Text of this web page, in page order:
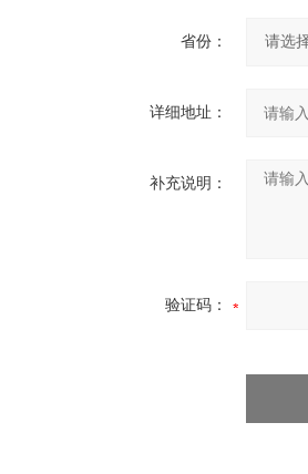
省份：
详细地址：
补充说明：
验证码：